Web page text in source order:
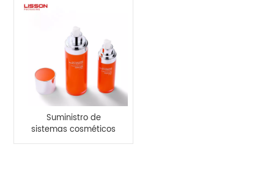
Suministro de
sistemas cosméticos
de botellas y tarros de